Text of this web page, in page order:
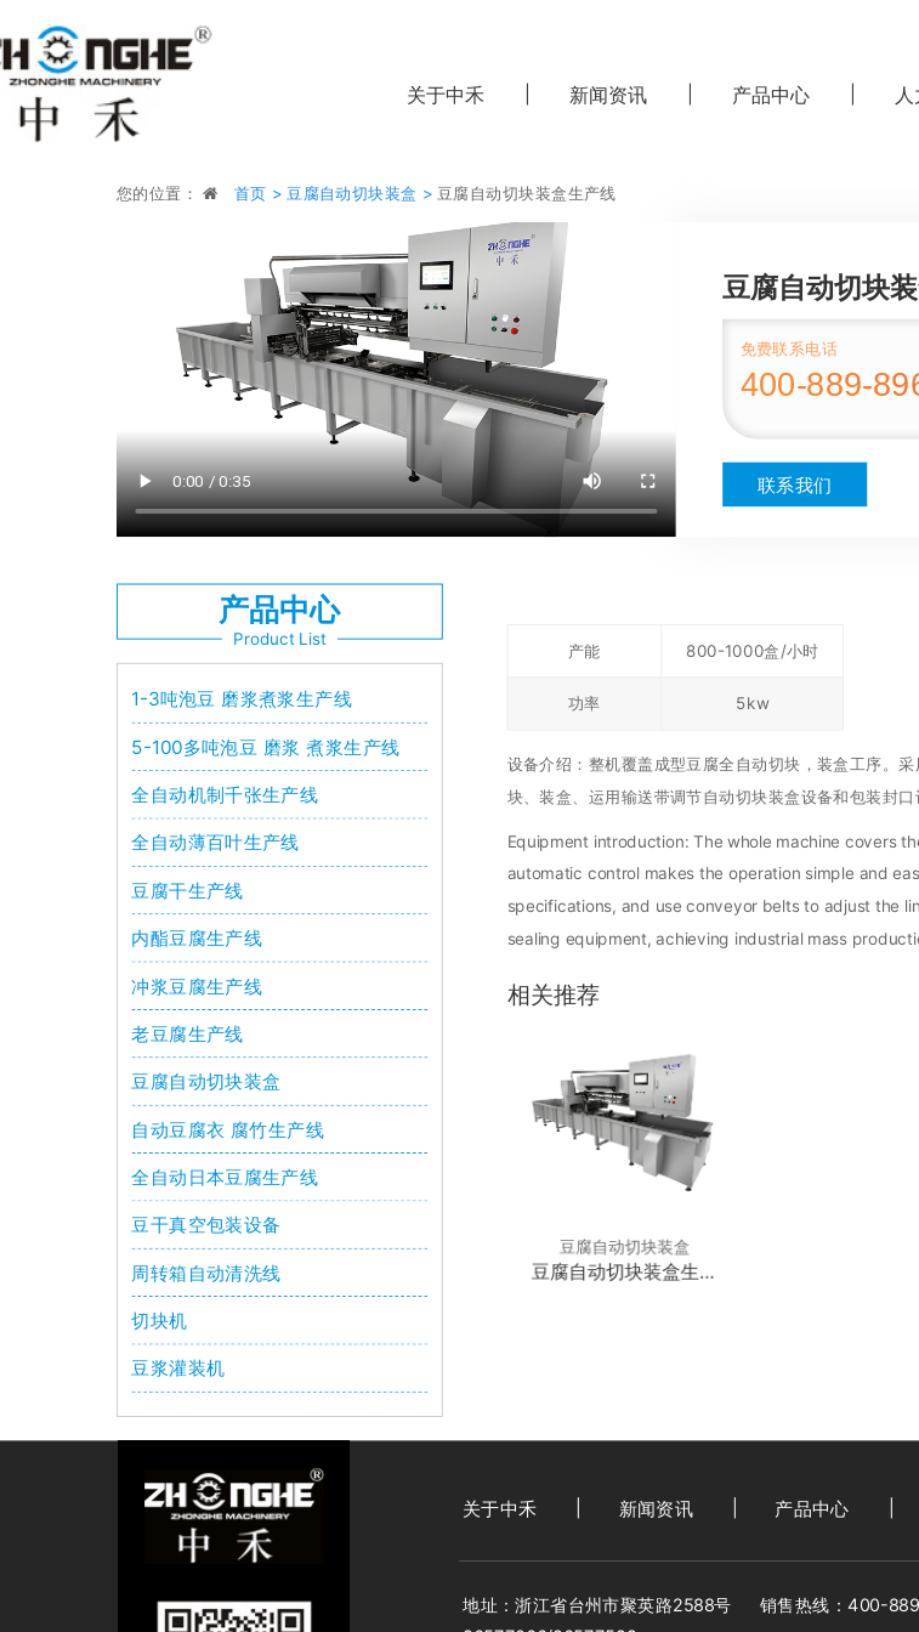
关于中禾 新闻资讯 产品中心
您的位置： 首页 > 豆腐自动切块装盒 > 豆腐自动切块装盒生产线
豆腐自动切块
免费联系电话
400-889-
联系我们
产能 800-1000盒/小时
功率 5kw
设备介绍：整机覆盖成型豆腐全自动切块，装盒工序。
块、装盒、运用输送带调节自动切块装盒设备和包装封口
Equipment introduction: The whole machine covers
automatic control makes the operation simple and
specifications, and use conveyor belts to adjust the
sealing equipment, achieving industrial mass
相关推荐
豆腐自动切块装盒
豆腐自动切块装盒生产
产品中心
Product List
1-3吨泡豆 磨浆煮浆生产线
5-100多吨泡豆 磨浆 煮浆生产线
全自动机制千张生产线
全自动薄百叶生产线
豆腐干生产线
内酯豆腐生产线
冲浆豆腐生产线
老豆腐生产线
豆腐自动切块装盒
自动豆腐衣 腐竹生产线
全自动日本豆腐生产线
豆干真空包装设备
周转箱自动清洗线
切块机
豆浆灌装机
地址：浙江省台州市聚英路2588号 销售热线：400-
关于中禾 新闻资讯 产品中心